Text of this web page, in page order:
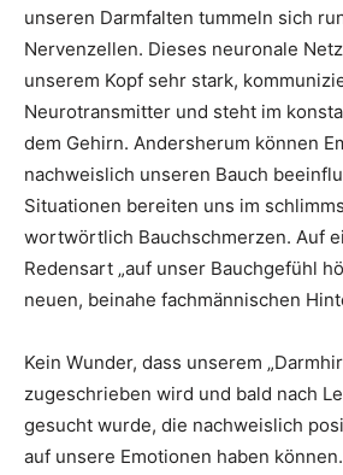
unseren Darmfalten tummeln sich
Nervenzellen. Dieses neuronale
unserem Kopf sehr stark,
Neurotransmitter und steht im
dem Gehirn. Andersherum können
nachweislich unseren Bauch
Situationen bereiten uns im
wortwörtlich Bauchschmerzen. Auf
Redensart „auf unser Bauchgefühl
neuen, beinahe fachmännischen
Kein Wunder, dass unserem
zugeschrieben wird und bald nach
gesucht wurde, die nachweislich
auf unsere Emotionen haben können.